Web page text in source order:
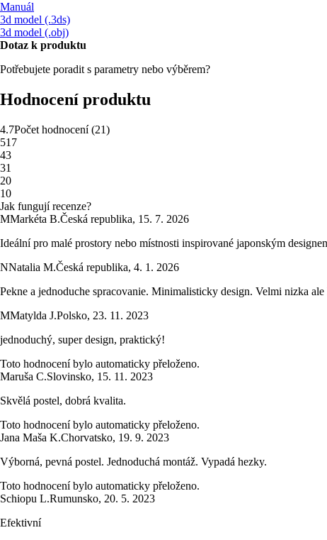
Manuál
3d model (.3ds)
3d model (.obj)
Dotaz k produktu
Potřebujete poradit s parametry nebo výběrem?
Hodnocení produktu
4.7Počet hodnocení(21)
517
43
31
20
10
Jak fungují recenze?
MMarkéta B.Česká republika, 15. 7. 2026
Ideální pro malé prostory nebo místnosti inspirované japonským
NNatalia M.Česká republika, 4. 1. 2026
Pekne a jednoduche spracovanie. Minimalisticky design. Velmi nizka
MMatylda J.Polsko, 23. 11. 2023
jednoduchý, super design, praktický!
Toto hodnocení bylo automaticky přeloženo.
Maruša C.Slovinsko, 15. 11. 2023
Skvělá postel, dobrá kvalita.
Toto hodnocení bylo automaticky přeloženo.
Jana Maša K.Chorvatsko, 19. 9. 2023
Výborná, pevná postel. Jednoduchá montáž. Vypadá hezky.
Toto hodnocení bylo automaticky přeloženo.
Schiopu L.Rumunsko, 20. 5. 2023
Efektivní